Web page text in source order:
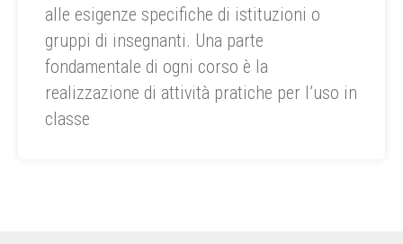
alle esigenze specifiche di istituzioni o
gruppi di insegnanti. Una parte
fondamentale di ogni corso è la
realizzazione di attività pratiche per l’uso in
classe